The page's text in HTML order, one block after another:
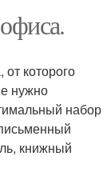
которого
нужно
набор
книжный